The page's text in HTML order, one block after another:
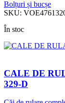
Bolțuri și bucșe
SKU:
În stoc
CALE DE
329-D